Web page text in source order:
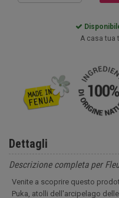
A casa tua
Dettagli
Descrizione completa per
Venite a scoprire questo
Puka, atolli dell'arcipelago